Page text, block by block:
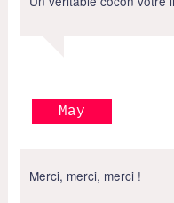
May
Merci, merci, merci !